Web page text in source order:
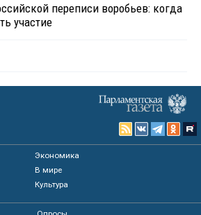
переписи воробьев: когда
участие
Экономика
В мире
Культура